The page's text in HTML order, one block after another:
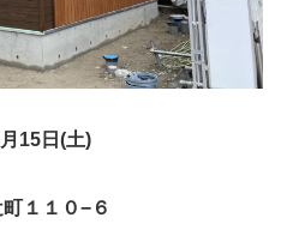
15日(土)
１１０−６